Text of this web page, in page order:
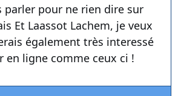
parler pour ne rien dire sur
Et Laassot Lachem, je veux
également très interessé
en ligne comme ceux ci !